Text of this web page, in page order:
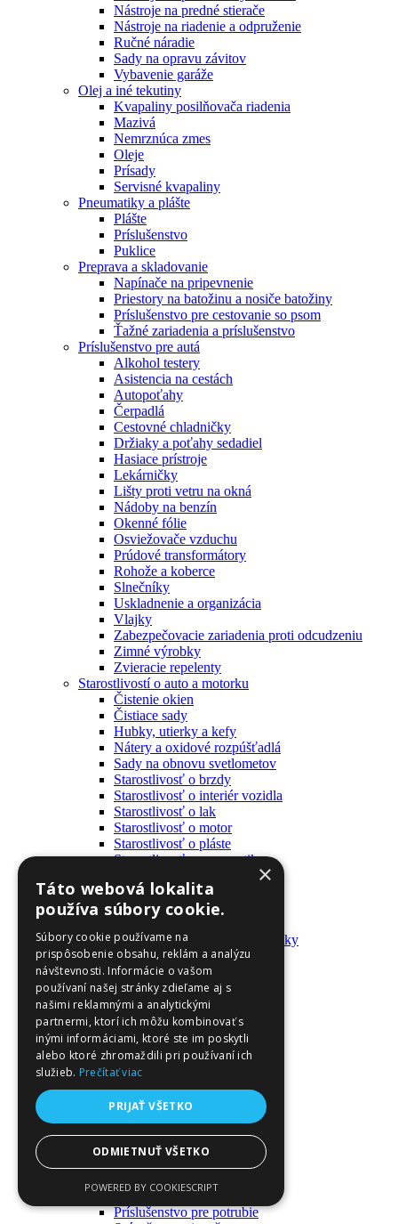
Nástroje na predné stierače
Nástroje na riadenie a odpruženie
Ručné náradie
Sady na opravu závitov
Vybavenie garáže
Olej a iné tekutiny
Kvapaliny posilňovača riadenia
Mazivá
Nemrznúca zmes
Oleje
Prísady
Servisné kvapaliny
Pneumatiky a plášte
Plášte
Príslušenstvo
Puklice
Preprava a skladovanie
Napínače na pripevnenie
Priestory na batožinu a nosiče batožiny
Príslušenstvo pre cestovanie so psom
Ťažné zariadenia a príslušenstvo
Príslušenstvo pre autá
Alkohol testery
Asistencia na cestách
Autopoťahy
Čerpadlá
Cestovné chladničky
Držiaky a poťahy sedadiel
Hasiace prístroje
Lekárničky
Lišty proti vetru na okná
Nádoby na benzín
Okenné fólie
Osviežovače vzduchu
Prúdové transformátory
Rohože a koberce
Slnečníky
Uskladnenie a organizácia
Vlajky
Zabezpečovacie zariadenia proti odcudzeniu
Zimné výrobky
Zvieracie repelenty
Starostlivostí o auto a motorku
Čistenie okien
Čistiace sady
Hubky, utierky a kefy
Nátery a oxidové rozpúšťadlá
Sady na obnovu svetlometov
Starostlivosť o brzdy
Starostlivosť o interiér vozidla
Starostlivosť o lak
Starostlivosť o motor
Starostlivosť o pláste
Starostlivosť o pneumatiky
Batohy a tašky
Kľúčenky
Oblečenie
Zmývateľné tetovačky a nálepky
Domáci majster a nástroje
Elektrické zapojenie
Časové spínače
Diferenciálne spínače
Domové zvončeky
Elektrické káble
Káble
Káblové navijáky
Monitory napájania
Nástenné dosky a rámy
Nástroje a ovládače
Podávače
Príruby
Príslušenstvo pre potrubie
×
Táto webová lokalita
používa súbory cookie.
Súbory cookie používame na
prispôsobenie obsahu, reklám a analýzu
návštevnosti. Informácie o vašom
používaní našej stránky zdieľame aj s
našimi reklamnými a analytickými
partnermi, ktorí ich môžu kombinovať s
inými informáciami, ktoré ste im poskytli
alebo ktoré zhromaždili pri používaní ich
služieb. Prečítať viac
PRIJAŤ VŠETKO
ODMIETNUŤ VŠETKO
POWERED BY COOKIESCRIPT